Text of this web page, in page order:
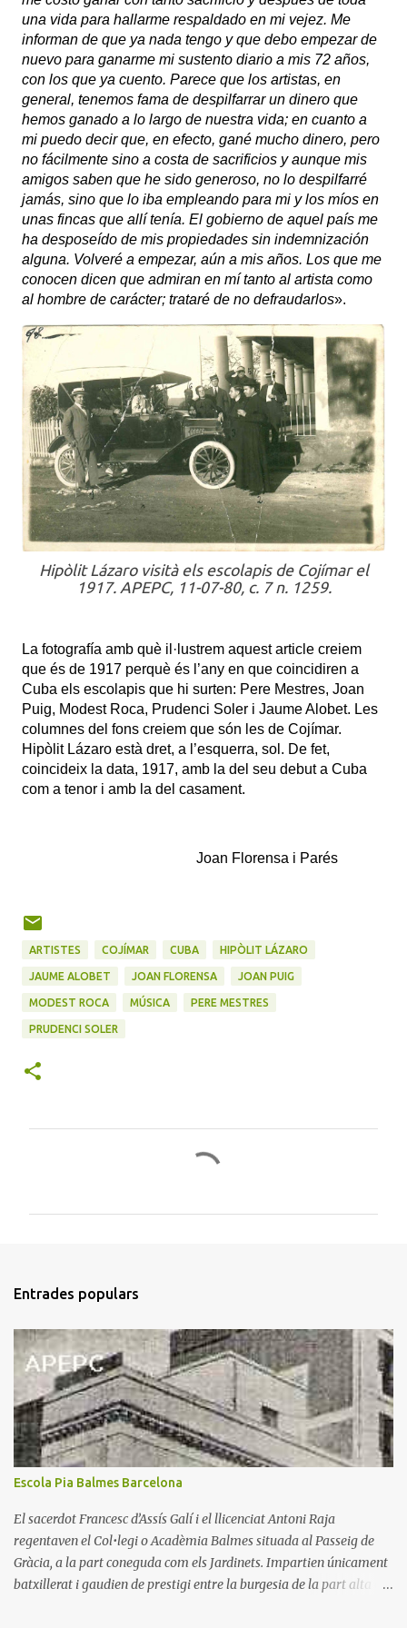
una vida para hallarme respaldado en mi vejez. Me
informan de que ya nada tengo y que debo empezar de
nuevo para ganarme mi sustento diario a mis 72 años,
con los que ya cuento. Parece que los artistas, en
general, tenemos fama de despilfarrar un dinero que
hemos ganado a lo largo de nuestra vida; en cuanto a
mi puedo decir que, en efecto, gané mucho dinero, pero
no fácilmente sino a costa de sacrificios y aunque mis
amigos saben que he sido generoso, no lo despilfarré
jamás, sino que lo iba empleando para mi y los míos en
unas fincas que allí tenía. El gobierno de aquel país me
ha desposeído de mis propiedades sin indemnización
alguna. Volveré a empezar, aún a mis años. Los que me
conocen dicen que admiran en mí tanto al artista como
al hombre de carácter; trataré de no defraudarlos».
Hipòlit Lázaro visità els escolapis de Cojímar el
1917. APEPC, 11-07-80, c. 7 n. 1259.
La fotografía amb què il·lustrem aquest article creiem
que és de 1917 perquè és l’any en que coincidiren a
Cuba els escolapis que hi surten: Pere Mestres, Joan
Puig, Modest Roca, Prudenci Soler i Jaume Alobet. Les
columnes del fons creiem que són les de Cojímar.
Hipòlit Lázaro està dret, a l’esquerra, sol. De fet,
coincideix la data, 1917, amb la del seu debut a Cuba
com a tenor i amb la del casament.
Joan Florensa i Parés
ARTISTES COJÍMAR CUBA HIPÒLIT LÁZARO
JAUME ALOBET JOAN FLORENSA JOAN PUIG
MODEST ROCA MÚSICA PERE MESTRES
PRUDENCI SOLER
t
r
i
s
Entrades populars
Escola Pia Balmes Barcelona
El sacerdot Francesc d’Assís Galí i el llicenciat Antoni Raja
regentaven el Col•legi o Acadèmia Balmes situada al Passeig de
Gràcia, a la part coneguda com els Jardinets. Impartien únicament
batxillerat i gaudien de prestigi entre la burgesia de la part alta de